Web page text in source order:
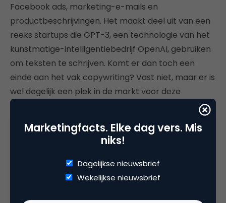
Facebook ads, marketing-e-mails en
productbeschrijvingen. Het maakt deel uit van een
reeks startups die GPT-3, een technologie van het
kunstmatige-intelligentiebedrijf OpenAI, gebruiken
om teksten te schrijven. Komt er dan toch een
einde aan het vak copywriting? Vast niet, maar er is
wel degelijk een plek in de markt voor deze
toepassing.
#7Vergaderingen
“Mensen vergaderen elke dag 250 procent meer
dan vóór de pandemie”, zegt Mary Czerwinski,
onderzoeksmanager van de Human Understanding
and Empathy-groep bij Microsoft. “Dat betekent
Marketingfacts. Elke dag vers. Mis
niks!
Dagelijkse nieuwsbrief
Wekelijkse nieuwsbrief